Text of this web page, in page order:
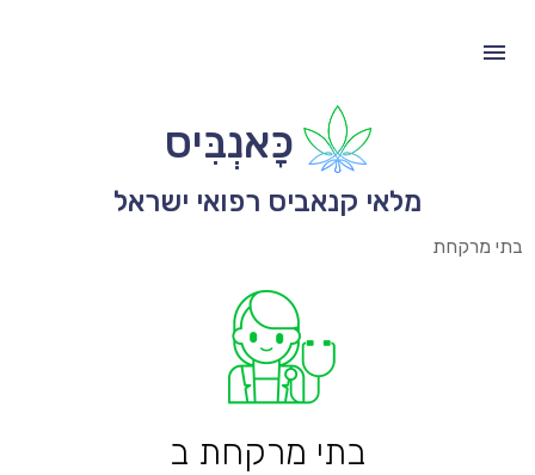
כָּאנְבִּיס
מלאי קנאביס רפואי ישראל
בתי מרקחת
בתי מרקחת ב